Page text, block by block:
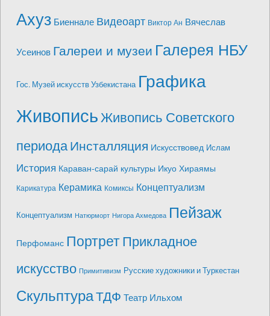
Ахуз Биеннале Видеоарт Виктор Ан Вячеслав
Усеинов Галереи и музеи Галерея НБУ
Гос. Музей искусств Узбекистана Графика
ЖивописьЖивопись Советского
периодаИнсталляция Искусствовед Ислам
История Караван-сарай культуры Икуо Хираямы
Карикатура Керамика Комиксы Концептуализм
Концептуализм Натюрморт Нигора Ахмедова Пейзаж
Перфоманс ПортретПрикладное
искусство Примитивизм Русские художники и Туркестан
СкульптураТДФ Театр Ильхом